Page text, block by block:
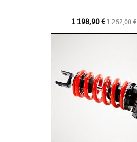
1 198,90 €1 262,00 €